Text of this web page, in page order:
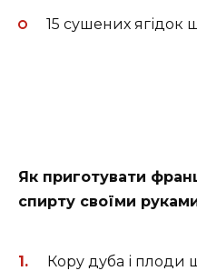
15 сушених
Як приготувати
спирту своїми
Кору дуба і